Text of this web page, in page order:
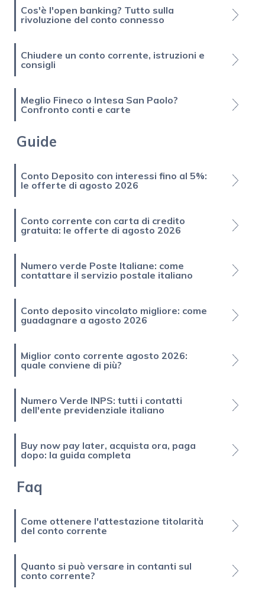
Cos'è l'open banking? Tutto sulla
rivoluzione del conto connesso
Chiudere un conto corrente, istruzioni e
consigli
Meglio Fineco o Intesa San Paolo?
Confronto conti e carte
Guide
Conto Deposito con interessi fino al 5%:
le offerte di agosto 2026
Conto corrente con carta di credito
gratuita: le offerte di agosto 2026
Numero verde Poste Italiane: come
contattare il servizio postale italiano
Conto deposito vincolato migliore: come
guadagnare a agosto 2026
Miglior conto corrente agosto 2026:
quale conviene di più?
Numero Verde INPS: tutti i contatti
dell'ente previdenziale italiano
Buy now pay later, acquista ora, paga
dopo: la guida completa
Faq
Come ottenere l'attestazione titolarità
del conto corrente
Quanto si può versare in contanti sul
conto corrente?